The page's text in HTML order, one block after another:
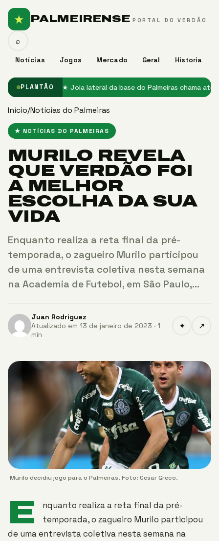
★ PALMEIRENSE PORTAL DO VERDÃO
Notícias Jogos Mercado Geral Historia
⌕
PLANTÃO
no Palmeiras★ Joia lateral da base do Palmeiras chama
Início/Notícias do Palmeiras
★ NOTÍCIAS DO PALMEIRAS
MURILO REVELA
QUE VERDÃO FOI
A MELHOR
ESCOLHA DA SUA
VIDA
Enquanto realiza a reta final da pré-
temporada, o zagueiro Murilo participou
de uma entrevista coletiva nesta semana
na Academia de Futebol, em São Paulo,…
Juan Rodriguez
Atualizado em 13 de janeiro de 2023 · 1
min
✦ ↗
Murilo decidiu jogo para o Palmeiras. Foto: Cesar Greco.
E
nquanto realiza a reta final da pré-
temporada, o zagueiro Murilo participou
de uma entrevista coletiva nesta semana na